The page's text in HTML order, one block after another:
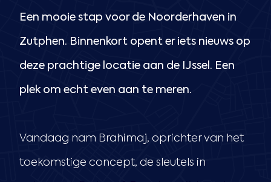
Een mooie stap voor de Noorderhaven in
Zutphen. Binnenkort opent er iets nieuws op
deze prachtige locatie aan de IJssel. Een
plek om echt even aan te meren.
Vandaag nam Brahimaj, oprichter van het
toekomstige concept, de sleutels in